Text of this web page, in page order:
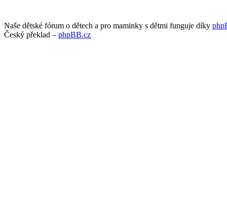
Naše dětské fórum o dětech a pro maminky s dětmi funguje díky
Český překlad – phpBB.cz